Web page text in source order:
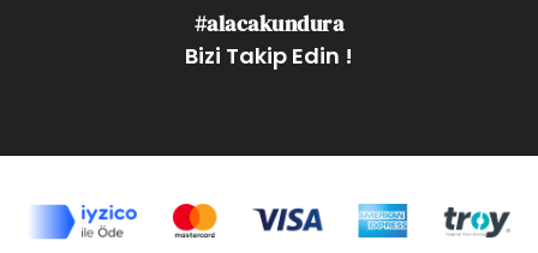
#alacakundura
Bizi Takip Edin !